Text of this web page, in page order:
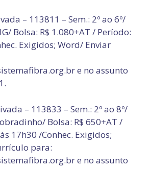
– 113811 – Sem.: 2º ao 6º/
Bolsa: R$ 1.080+AT / Período:
Exigidos; Word/ Enviar
e no assunto
– 113833 – Sem.: 2º ao 8º/
Bolsa: R$ 650+AT /
17h30 /Conhec. Exigidos;
para:
e no assunto